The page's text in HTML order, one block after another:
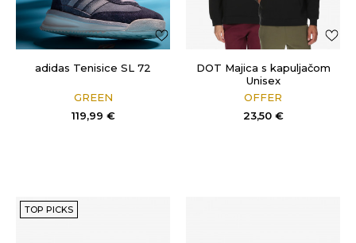
adidas Tenisice SL 72
GREEN
119,99 €
DOT Majica s kapuljačom
Unisex
OFFER
23,50 €
TOP PICKS